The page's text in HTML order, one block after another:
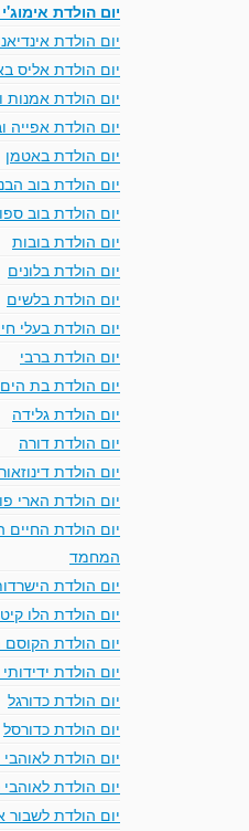
יום הולדת
יום הולדת
יום הולדת אליס
יום הולדת אמנות
יום הולדת אפייה
יום הולדת באטמן
יום הולדת בוב
יום הולדת בוב
יום הולדת בובות
יום הולדת בלונים
יום הולדת בלשים
יום הולדת בעלי
יום הולדת ברבי
יום הולדת בת
יום הולדת גלידה
יום הולדת דורה
יום הולדת דינוזאור
יום הולדת הארי
יום הולדת החיים
המחמד
יום הולדת
יום הולדת הלו
יום הולדת
יום הולדת
יום הולדת כדורגל
יום הולדת כדורסל
יום הולדת
יום הולדת
יום הולדת